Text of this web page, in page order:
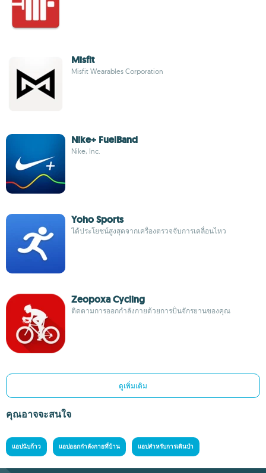
Misfit
Misfit Wearables Corporation
Nike+ FuelBand
Nike, Inc.
Yoho Sports
ได้ประโยชน์สูงสุดจากเครื่องตรวจจับการเคลื่อนไหว
Zeopoxa Cycling
ติดตามการออกกำลังกายด้วยการปั่นจักรยานของคุณ
ดูเพิ่มเติม
คุณอาจจะสนใจ
แอปนับก้าว แอปออกกำลังกายที่บ้าน แอปสำหรับการเดินป่า